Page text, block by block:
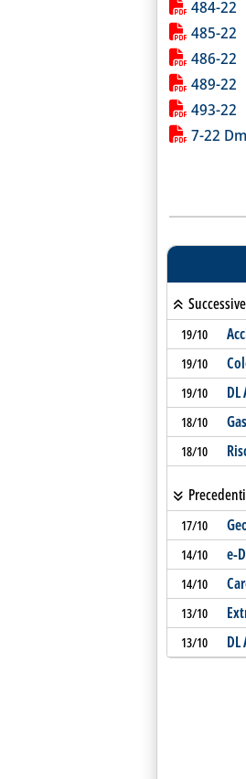
484-22
485-22
486-22
489-22
493-22
7-22
Successive
19/10
19/10
19/10
18/10
18/10
Precedenti
17/10
14/10 e-
14/10
13/10
13/10